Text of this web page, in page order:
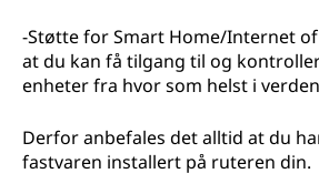
-Støtte for Smart Home/Internet of
at du kan få tilgang til og
enheter fra hvor som helst i
Derfor anbefales det alltid at du
fastvaren installert på ruteren din.